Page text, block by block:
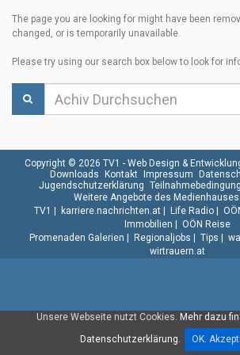
The page you are looking for might have been
changed, or is temporarily unavailable.
Please try using our search box below to look for
Unsere Webseite nutzt Cookies. Mehr dazu
Datenschutzerklärung.
OK.
Copyright © 2026 TV1 - Web Design &
Downloads
Kontakt Impressum
Jugendschutzerklärung
Weitere Angebote des
TV1
karriere.nachrichten.at| Life Radio|
Immobilien
OÖN Reise
Promenaden Galerien
Regionaljobs Tips
wirtrauern.at